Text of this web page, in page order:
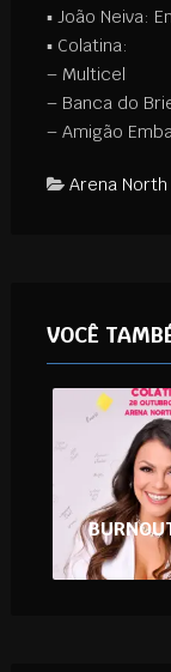
▪João Neiva:
▪Colatina:
– Multicel
– Banca do
– Amigão
Arena
VOCÊ